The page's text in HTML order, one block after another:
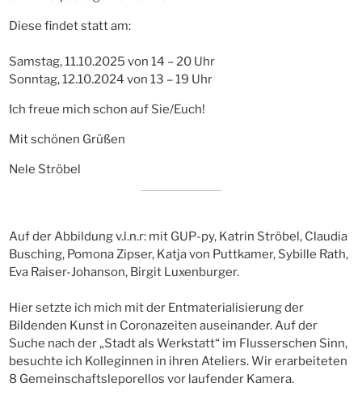
Diese findet statt am:
Samstag, 11.10.2025 von 14 – 20 Uhr
Sonntag, 12.10.2024 von 13 – 19 Uhr
Ich freue mich schon auf Sie/Euch!
Mit schönen Grüßen
Nele Ströbel
Auf der Abbildung v.l.n.r: mit GUP-py, Katrin Ströbel, Claudia
Busching, Pomona Zipser, Katja von Puttkamer, Sybille Rath,
Eva Raiser-Johanson, Birgit Luxenburger.
Hier setzte ich mich mit der Entmaterialisierung der
Bildenden Kunst in Coronazeiten auseinander. Auf der
Suche nach der „Stadt als Werkstatt“ im Flusserschen Sinn,
besuchte ich Kolleginnen in ihren Ateliers. Wir erarbeiteten
8 Gemeinschaftsleporellos vor laufender Kamera.